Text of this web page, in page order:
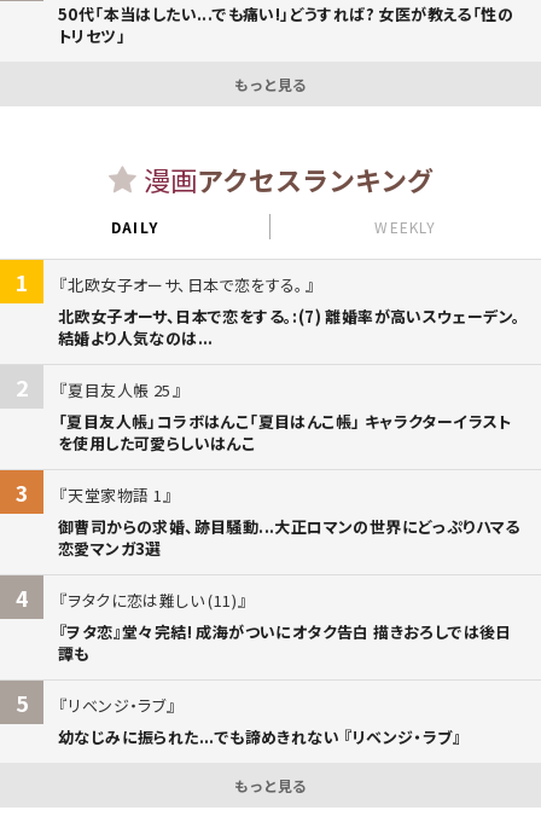
50代「本当はしたい...でも痛い!」どうすれば? 女医が教える「性の
トリセツ」
もっと見る
漫画アクセスランキング
DAILY WEEKLY
1
北欧女子オーサ、日本で恋をする。
北欧女子オーサ、日本で恋をする。:(7) 離婚率が高いスウェーデン。
結婚より人気なのは...
2
夏目友人帳 25
「夏目友人帳」コラボはんこ「夏目はんこ帳」 キャラクターイラスト
を使用した可愛らしいはんこ
3
天堂家物語 1
御曹司からの求婚、跡目騒動...大正ロマンの世界にどっぷりハマる
恋愛マンガ3選
4
ヲタクに恋は難しい (11)
『ヲタ恋』堂々完結! 成海がついにオタク告白 描きおろしでは後日
譚も
5
リベンジ・ラブ
幼なじみに振られた...でも諦めきれない 『リベンジ・ラブ』
もっと見る